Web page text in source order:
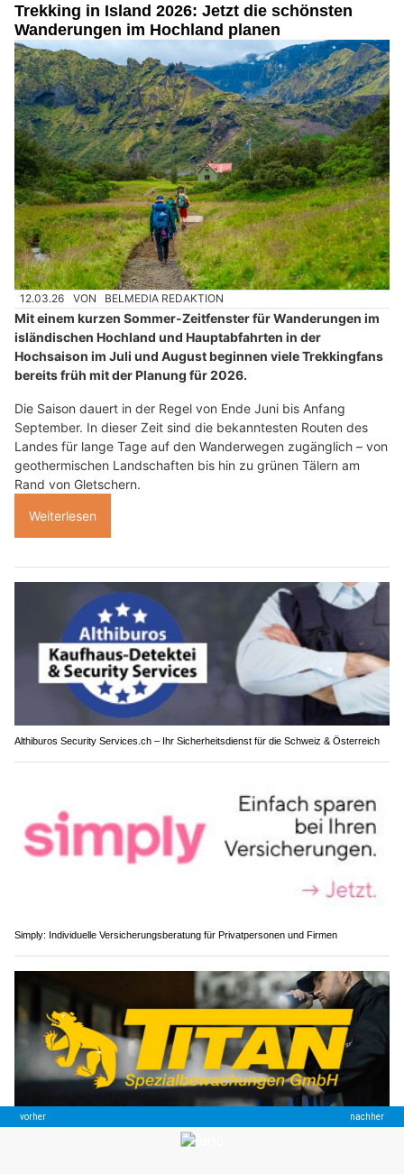
Trekking in Island 2026: Jetzt die schönsten
Wanderungen im Hochland planen
12.03.26 VON BELMEDIA REDAKTION
Mit einem kurzen Sommer-Zeitfenster für Wanderungen im
isländischen Hochland und Hauptabfahrten in der
Hochsaison im Juli und August beginnen viele Trekkingfans
bereits früh mit der Planung für 2026.
Die Saison dauert in der Regel von Ende Juni bis Anfang
September. In dieser Zeit sind die bekanntesten Routen des
Landes für lange Tage auf den Wanderwegen zugänglich – von
geothermischen Landschaften bis hin zu grünen Tälern am
Rand von Gletschern.
Weiterlesen
Althiburos Security Services.ch – Ihr Sicherheitsdienst für die Schweiz & Österreich
Simply: Individuelle Versicherungsberatung für Privatpersonen und Firmen
Titan Spezialbewachungen GmbH: Ihr Sicherheitspartner in der Schweiz